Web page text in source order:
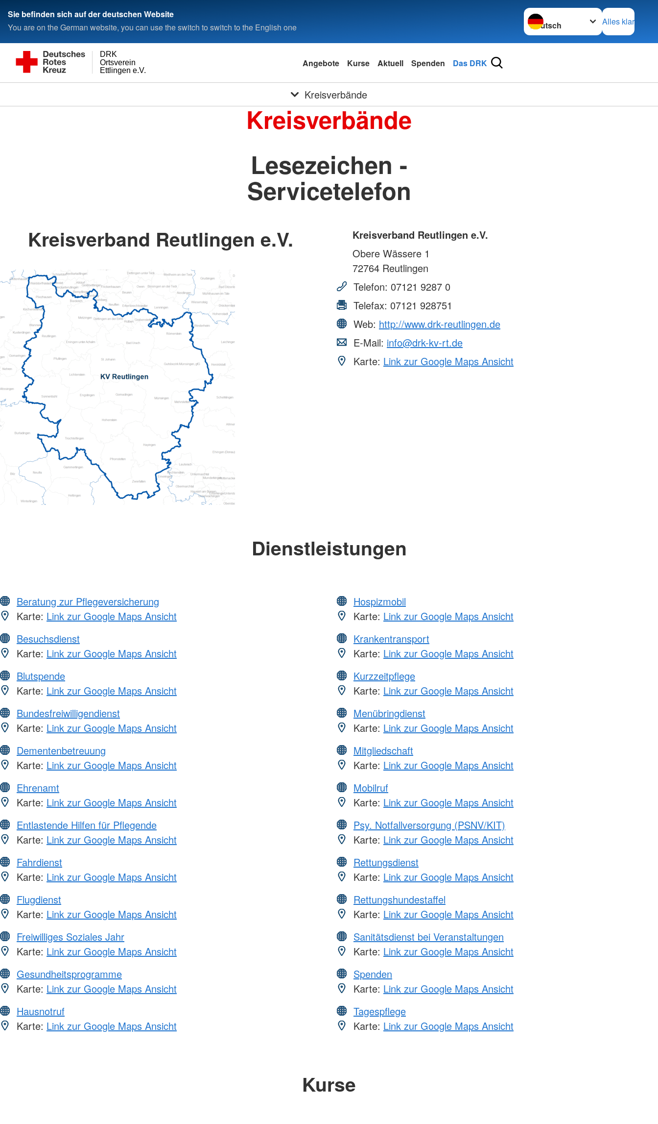
Sie befinden sich auf der deutschen Website
You are on the German website, you can use the switch to switch to the English one
Sprache wechseln zu
Alles klar
Ettlingen e.V.
Ortsverein
DRK
Angebote Kurse Aktuell Spenden Das DRK
Kreisverbände
Kreisverbände
Lesezeichen -
Servicetelefon
Kreisverband Reutlingen e.V.
Kreisverband Reutlingen e.V.
Obere Wässere 1
72764 Reutlingen
Telefon: 07121 9287 0
Telefax: 07121 928751
Web: http://www.drk-reutlingen.de
E-Mail: info@drk-kv-rt.de
Karte: Link zur Google Maps Ansicht
Dienstleistungen
Beratung zur Pflegeversicherung
Karte: Link zur Google Maps Ansicht
Besuchsdienst
Karte: Link zur Google Maps Ansicht
Blutspende
Karte: Link zur Google Maps Ansicht
Bundesfreiwilligendienst
Karte: Link zur Google Maps Ansicht
Dementenbetreuung
Karte: Link zur Google Maps Ansicht
Ehrenamt
Karte: Link zur Google Maps Ansicht
Entlastende Hilfen für Pflegende
Karte: Link zur Google Maps Ansicht
Fahrdienst
Karte: Link zur Google Maps Ansicht
Flugdienst
Karte: Link zur Google Maps Ansicht
Freiwilliges Soziales Jahr
Karte: Link zur Google Maps Ansicht
Gesundheitsprogramme
Karte: Link zur Google Maps Ansicht
Hausnotruf
Karte: Link zur Google Maps Ansicht
Hospizmobil
Karte: Link zur Google Maps Ansicht
Krankentransport
Karte: Link zur Google Maps Ansicht
Kurzzeitpflege
Karte: Link zur Google Maps Ansicht
Menübringdienst
Karte: Link zur Google Maps Ansicht
Mitgliedschaft
Karte: Link zur Google Maps Ansicht
Mobilruf
Karte: Link zur Google Maps Ansicht
Psy. Notfallversorgung (PSNV/KIT)
Karte: Link zur Google Maps Ansicht
Rettungsdienst
Karte: Link zur Google Maps Ansicht
Rettungshundestaffel
Karte: Link zur Google Maps Ansicht
Sanitätsdienst bei Veranstaltungen
Karte: Link zur Google Maps Ansicht
Spenden
Karte: Link zur Google Maps Ansicht
Tagespflege
Karte: Link zur Google Maps Ansicht
Kurse